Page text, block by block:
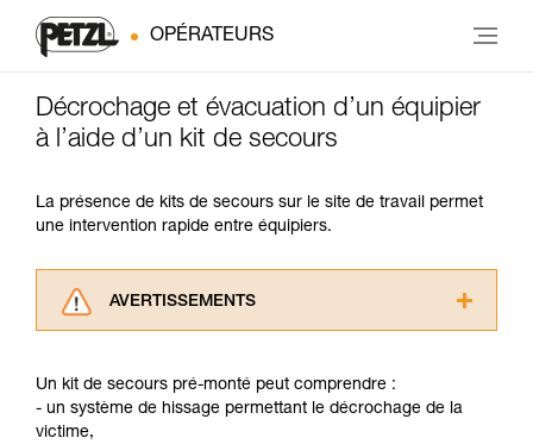
OPÉRATEURS
Décrochage et évacuation d’un équipier
à l’aide d’un kit de secours
La présence de kits de secours sur le site de travail permet
une intervention rapide entre équipiers.
AVERTISSEMENTS
consulter. Vous devez avoir compris les
informations de la notice technique pour
Un kit de secours pré-monté peut comprendre :
- un système de hissage permettant le décrochage de la
victime,